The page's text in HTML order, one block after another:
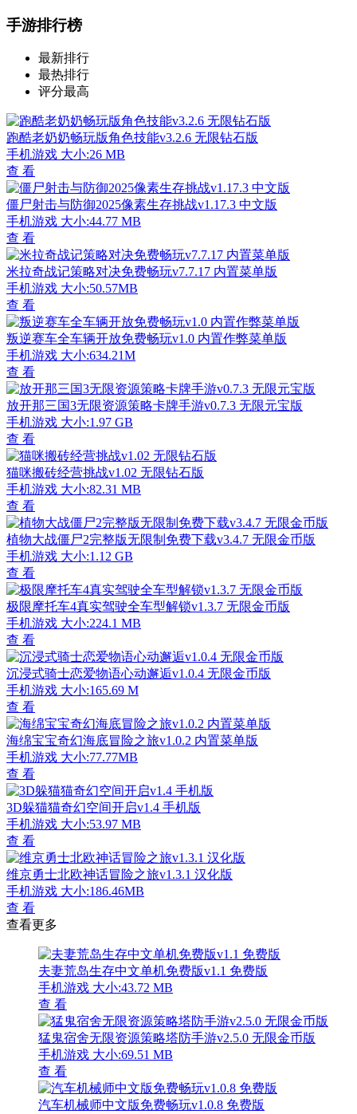
手游排行榜
最新排行
最热排行
评分最高
跑酷老奶奶畅玩版角色技能v3.2.6 无限钻石版
手机游戏 大小:26 MB
查 看
僵尸射击与防御2025像素生存挑战v1.17.3 中文版
手机游戏 大小:44.77 MB
查 看
米拉奇战记策略对决免费畅玩v7.7.17 内置菜单版
手机游戏 大小:50.57MB
查 看
叛逆赛车全车辆开放免费畅玩v1.0 内置作弊菜单版
手机游戏 大小:634.21M
查 看
放开那三国3无限资源策略卡牌手游v0.7.3 无限元宝版
手机游戏 大小:1.97 GB
查 看
猫咪搬砖经营挑战v1.02 无限钻石版
手机游戏 大小:82.31 MB
查 看
植物大战僵尸2完整版无限制免费下载v3.4.7 无限金币版
手机游戏 大小:1.12 GB
查 看
极限摩托车4真实驾驶全车型解锁v1.3.7 无限金币版
手机游戏 大小:224.1 MB
查 看
沉浸式骑士恋爱物语心动邂逅v1.0.4 无限金币版
手机游戏 大小:165.69 M
查 看
海绵宝宝奇幻海底冒险之旅v1.0.2 内置菜单版
手机游戏 大小:77.77MB
查 看
3D躲猫猫奇幻空间开启v1.4 手机版
手机游戏 大小:53.97 MB
查 看
维京勇士北欧神话冒险之旅v1.3.1 汉化版
手机游戏 大小:186.46MB
查 看
查看更多
夫妻荒岛生存中文单机免费版v1.1 免费版
手机游戏 大小:43.72 MB
查 看
猛鬼宿舍无限资源策略塔防手游v2.5.0 无限金币版
手机游戏 大小:69.51 MB
查 看
汽车机械师中文版免费畅玩v1.0.8 免费版